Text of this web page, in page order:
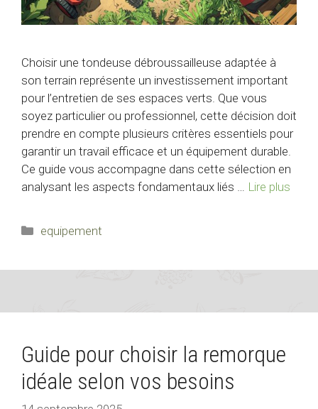
Choisir une tondeuse débroussailleuse adaptée à
son terrain représente un investissement important
pour l’entretien de ses espaces verts. Que vous
soyez particulier ou professionnel, cette décision doit
prendre en compte plusieurs critères essentiels pour
garantir un travail efficace et un équipement durable.
Ce guide vous accompagne dans cette sélection en
analysant les aspects fondamentaux liés … Lire plus
Catégories
equipement
Guide pour choisir la remorque
idéale selon vos besoins